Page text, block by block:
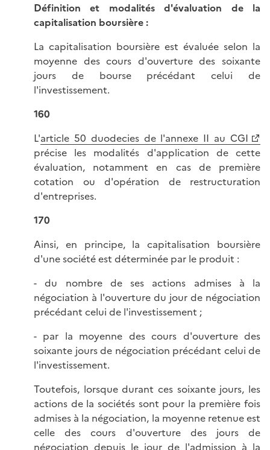
Définition et modalités d'évaluation de la
capitalisation boursière :
La capitalisation boursière est évaluée selon la
moyenne des cours d'ouverture des soixante
jours de bourse précédant celui de
l'investissement.
160
L'article 50 duodecies de l'annexe II au CGI
précise les modalités d'application de cette
évaluation, notamment en cas de première
cotation ou d'opération de restructuration
d'entreprises.
170
Ainsi, en principe, la capitalisation boursière
d'une société est déterminée par le produit :
- du nombre de ses actions admises à la
négociation à l'ouverture du jour de négociation
précédant celui de l'investissement ;
- par la moyenne des cours d'ouverture des
soixante jours de négociation précédant celui de
l'investissement.
Toutefois, lorsque durant ces soixante jours, les
actions de la sociétés sont pour la première fois
admises à la négociation, la moyenne retenue est
celle des cours d'ouverture des jours de